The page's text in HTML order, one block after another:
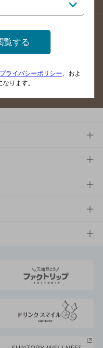
情報更新方法のご案内
グイン
ご感想
ビリティ経営
覧する
プライバシーポリシー 、およ
ります。